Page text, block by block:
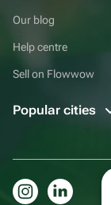
Our blog
Help centre
Sell on Flowwow
Popular cities